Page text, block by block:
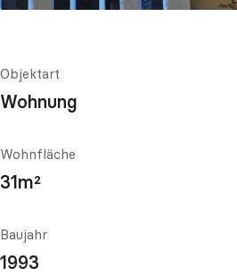
Objektart
Wohnung
Wohnfläche
31m²
Baujahr
1993